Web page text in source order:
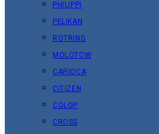
PHILIPPI
PELIKAN
ROTRING
MOLOTOW
CARIOCA
CITIZEN
COLOP
CROSS